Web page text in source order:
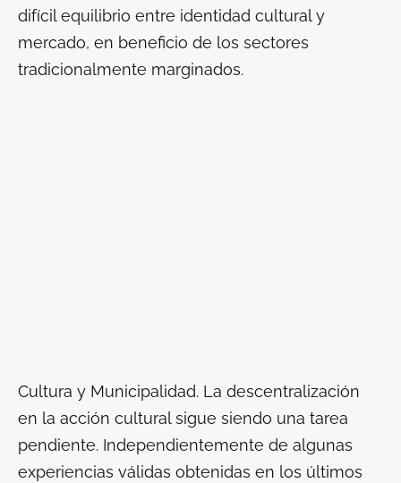
difícil equilibrio entre identidad cultural y
mercado, en beneficio de los sectores
tradicionalmente marginados.
Cultura y Municipalidad. La descentralización
en la acción cultural sigue siendo una tarea
pendiente. Independientemente de algunas
experiencias válidas obtenidas en los últimos